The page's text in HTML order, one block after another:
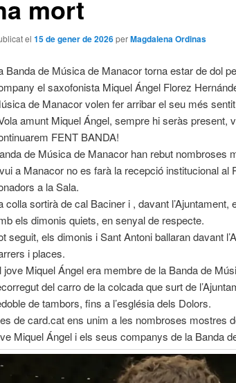
mort
el 15 de gener de 2026perMagdalena Ordinas
Banda de Música de Manacor torna estar de dol
el saxofonista Miquel Ángel Florez
de Manacor volen fer arribar el seu més
amunt Miquel Ángel, sempre hi seràs
FENT BANDA!
de Música de Manacor han rebut nombroses
a Manacor no es farà la recepció institucional al
a la Sala.
colla sortirà de cal Baciner i , davant
els dimonis quiets, en senyal de respecte.
seguit, els dimonis i Sant Antoni ballaran davant
i places.
jove Miquel Ángel era membre de la Banda de
del carro de la colcada que surt de
de tambors, fins a l’església dels Dolors.
de card.cat ens unim a les nombroses mostres
Miquel Ángel i els seus companys de la Banda